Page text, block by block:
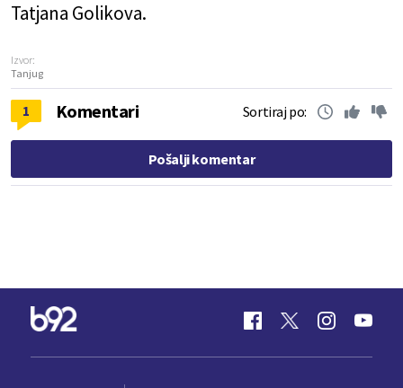
Tatjana Golikova.
Izvor:
Tanjug
1 Komentari Sortiraj po:
Pošalji komentar